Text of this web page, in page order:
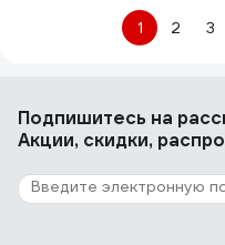
1 2 3
Подпишитесь на
Акции, скидки,